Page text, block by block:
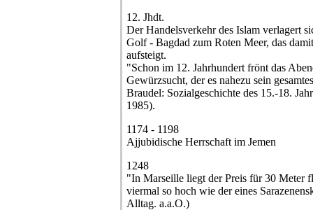
12. Jhdt.
Der Handelsverkehr des Islam verlagert
Golf - Bagdad zum Roten Meer, das
aufsteigt.
"Schon im 12. Jahrhundert frönt das
Gewürzsucht, der es nahezu sein
Braudel: Sozialgeschichte des 15.-18.
1985).
1174 - 1198
Ajjubidische Herrschaft im Jemen
1248
"In Marseille liegt der Preis für 30 Meter
viermal so hoch wie der eines
Alltag. a.a.O.)